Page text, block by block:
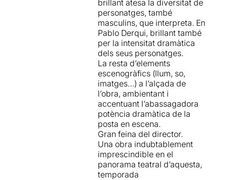
brillant atesa la diversitat de
personatges, també
masculins, que interpreta. En
Pablo Derqui, brillant també
per la intensitat dramàtica
dels seus personatges.
La resta d’elements
escenogràfics (llum, so,
imatges…) a l’alçada de
l’obra, ambientant i
accentuant l’abassagadora
potència dramàtica de la
posta en escena.
Gran feina del director.
Una obra indubtablement
imprescindible en el
panorama teatral d’aquesta,
temporada